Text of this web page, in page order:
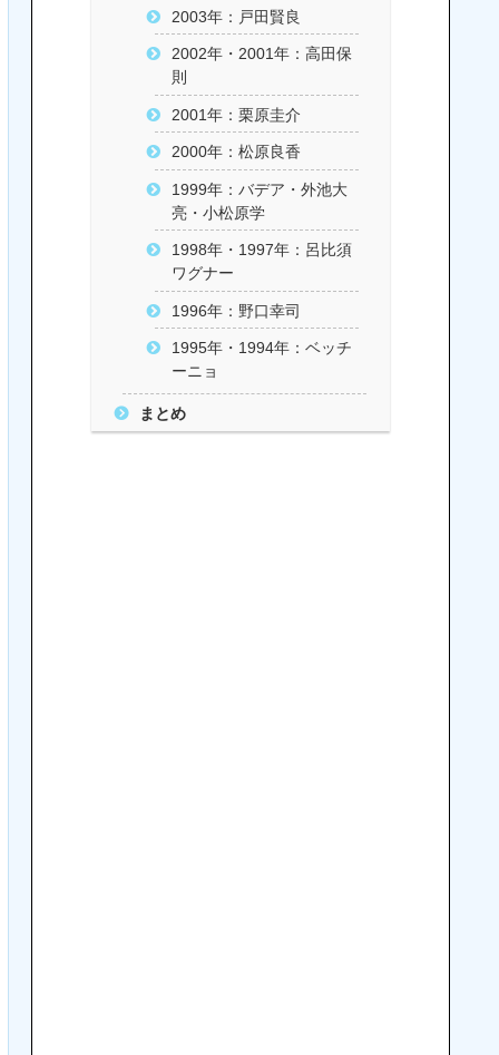
2003年：戸田賢良
2002年・2001年：高田保
則
2001年：栗原圭介
2000年：松原良香
1999年：バデア・外池大
亮・小松原学
1998年・1997年：呂比須
ワグナー
1996年：野口幸司
1995年・1994年：ベッチ
ーニョ
まとめ